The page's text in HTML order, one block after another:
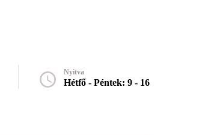
Nyitva
Hétfő - Péntek: 9 - 16